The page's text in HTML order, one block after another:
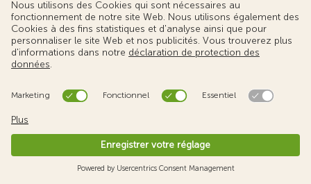
Offrir des bons cadeaux pour des
stages de